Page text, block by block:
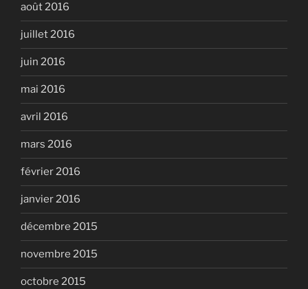
août 2016
juillet 2016
juin 2016
mai 2016
avril 2016
mars 2016
février 2016
janvier 2016
décembre 2015
novembre 2015
octobre 2015